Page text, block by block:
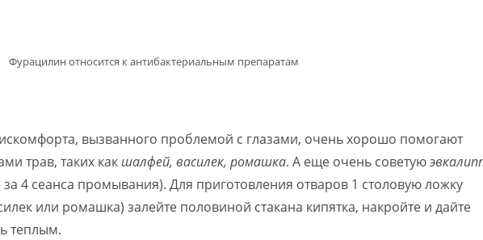
Фурацилин относится к антибактериальным препаратам
вызванного проблемой с глазами, очень хорошо помогают
трав, таких как шалфей, василек, ромашка. А еще очень советую
4 сеанса промывания). Для приготовления отваров 1 столовую ложку
или ромашка) залейте половиной стакана кипятка, накройте и дайте
теплым.